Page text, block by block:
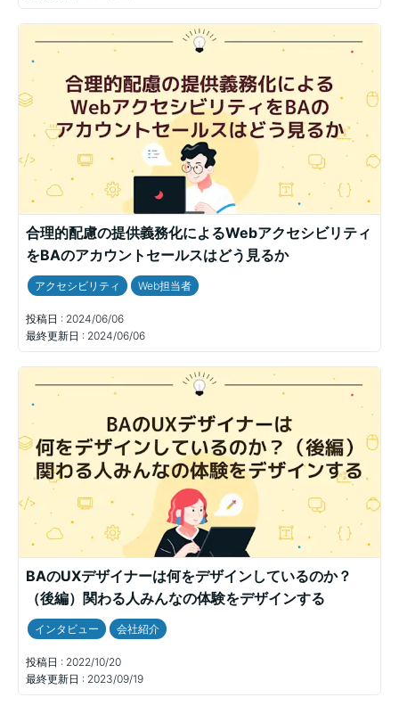
合理的配慮の提供義務化によるWebアクセシビリティ
をBAのアカウントセールスはどう見るか
アクセシビリティ Web担当者
投稿日 : 2024/06/06
最終更新日 : 2024/06/06
BAのUXデザイナーは何をデザインしているのか？
（後編）関わる人みんなの体験をデザインする
インタビュー 会社紹介
投稿日 : 2022/10/20
最終更新日 : 2023/09/19